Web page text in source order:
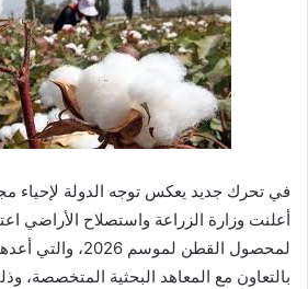
في تحرك جديد يعكس توجه الدولة لإحياء
أعلنت وزارة الزراعة واستصلاح الأراضي
لمحصول القطن لموسم
بالتعاون مع المعاهد البحثية المتخصصة،